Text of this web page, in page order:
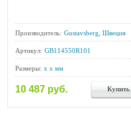
Производитель: Gustavsberg, Швеция
Артикул: GB114550R101
Размеры: x x мм
10 487 руб. Купить